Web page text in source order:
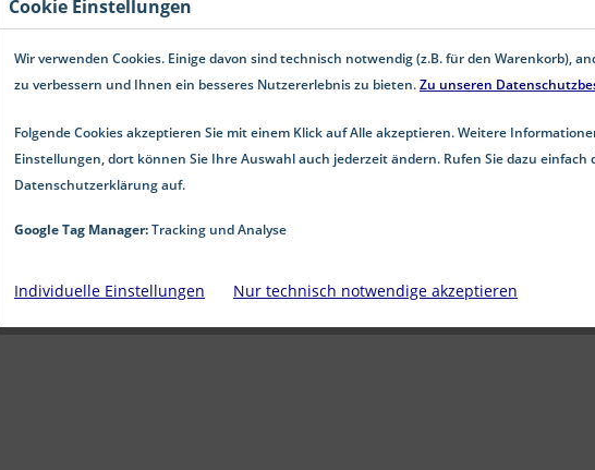
Halbrundkerbnägel DIN 1476 Aluminium
korrosionsunempfindliche Befestigungen
während der Halbrundkopf eine
Material: Aluminium Kopf: Halbrundkopf
ab 9,40 € *
Merken
Cookie Einstellungen
Wir verwenden Cookies. Einige davon sind technisch notwendig (z.B. für den Warenkorb),
zu verbessern und Ihnen ein besseres Nutzererlebnis zu bieten.Zu unseren
Folgende Cookies akzeptieren Sie mit einem Klick auf Alle akzeptieren. Weitere
Einstellungen, dort können Sie Ihre Auswahl auch jederzeit ändern. Rufen Sie dazu einfach
Datenschutzerklärung auf.
Google Tag Manager:Tracking und Analyse
Individuelle Einstellungen Nur technisch notwendige akzeptieren